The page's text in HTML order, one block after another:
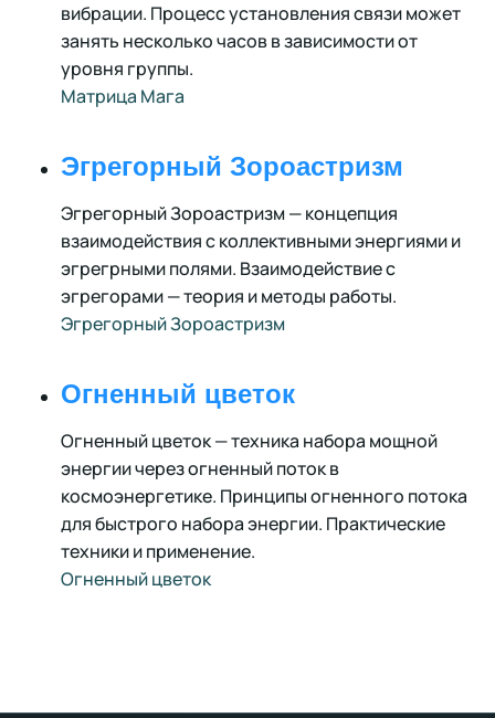
вибрации. Процесс установления связи может
занять несколько часов в зависимости от
уровня группы.
Матрица Мага
Эгрегорный Зороастризм
Эгрегорный Зороастризм — концепция
взаимодействия с коллективными энергиями и
эгрегрными полями. Взаимодействие с
эгрегорами — теория и методы работы.
Эгрегорный Зороастризм
Огненный цветок
Огненный цветок — техника набора мощной
энергии через огненный поток в
космоэнергетике. Принципы огненного потока
для быстрого набора энергии. Практические
техники и применение.
Огненный цветок